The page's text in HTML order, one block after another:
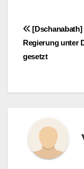
[Dschanabath]
Regierung unter
gesetzt